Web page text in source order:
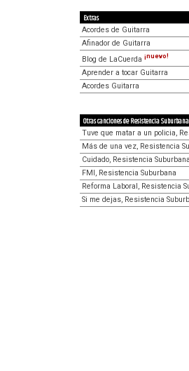
Extras
Acordes de Guitarra
Afinador de Guitarra
Blog de LaCuerda ¡nuevo!
Aprender a tocar Guitarra
Acordes Guitarra
Otras canciones de Resistencia Suburbana
Tuve que matar a un policia,
Más de una vez, Resistencia
Cuidado, Resistencia Suburbana
FMI, Resistencia Suburbana
Reforma Laboral, Resistencia
Si me dejas, Resistencia